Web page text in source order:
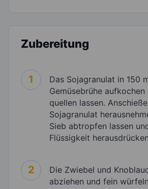
Zubereitung
1
Das Sojagranulat in 150
Gemüsebrühe aufkochen
quellen lassen.
Sojagranulat
Sieb abtropfen lassen
Flüssigkeit
2
Die Zwiebel und
abziehen und fein